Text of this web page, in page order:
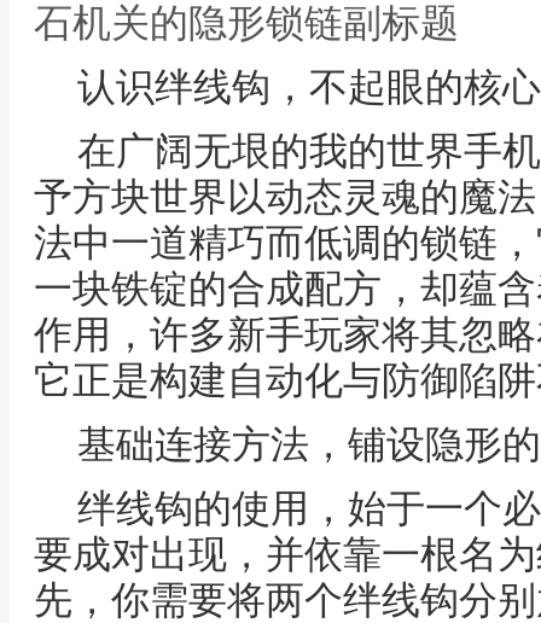
石机关的隐形锁链副标题
认识绊线钩，不起眼的核
在广阔无垠的我的世界手
予方块世界以动态灵魂的魔
法中一道精巧而低调的锁链
一块铁锭的合成配方，却蕴
作用，许多新手玩家将其忽
它正是构建自动化与防御陷
基础连接方法，铺设隐形
绊线钩的使用，始于一个
要成对出现，并依靠一根名
先，你需要将两个绊线钩分